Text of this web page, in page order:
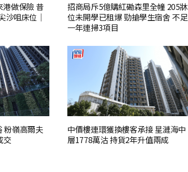
做保險 昔
沙咀床位｜
招商局斥5億購紅磡森里全幢 205牀
位未開學已租爆 勁搶學生宿舍 不足
一年連掃3項目
粉嶺高爾夫
交
中價樓連環獲換樓客承接 星漣海中
層1778萬沽 持貨2年升值兩成